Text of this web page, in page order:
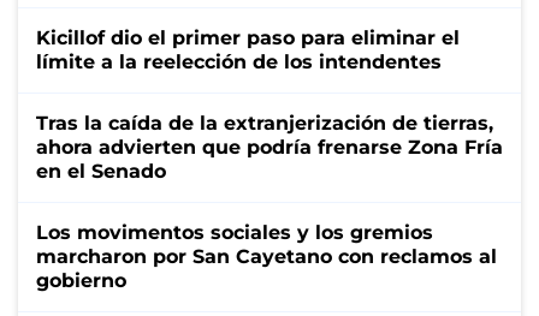
Kicillof dio el primer paso para eliminar el
límite a la reelección de los intendentes
Tras la caída de la extranjerización de tierras,
ahora advierten que podría frenarse Zona Fría
en el Senado
Los movimentos sociales y los gremios
marcharon por San Cayetano con reclamos al
gobierno